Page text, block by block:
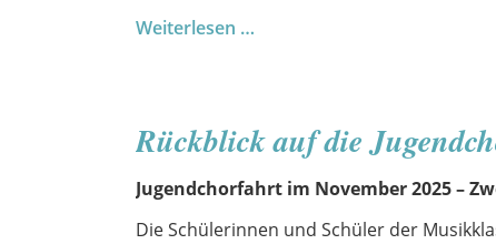
Weiterlesen …
Rückblick auf die
Jugendchorfahrt im November 2025 –
Die Schülerinnen und Schüler der